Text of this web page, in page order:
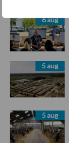
6 aug
5 aug
5 aug